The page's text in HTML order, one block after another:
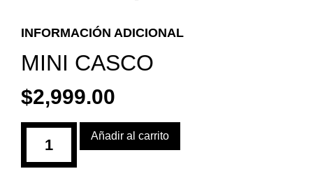
INFORMACIÓN ADICIONAL
MINI CASCO
$2,999.00
Añadir al carrito